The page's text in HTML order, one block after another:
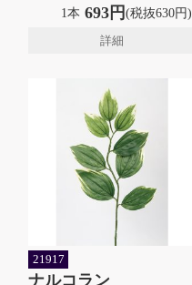
1本 693円(税抜630円)
詳細
21917
ナルコラン